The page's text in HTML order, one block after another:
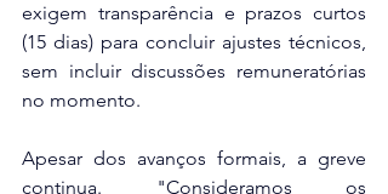
exigem transparência e prazos curtos
(15 dias) para concluir ajustes técnicos,
sem incluir discussões remuneratórias
no momento.
Apesar dos avanços formais, a greve
continua. "Consideramos os